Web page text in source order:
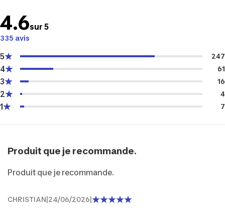
4.6sur 5
335 avis
5 247
4 61
3 16
2 4
1 7
Produit que je recommande.
Produit que je recommande.
CHRISTIAN|24/06/2026|